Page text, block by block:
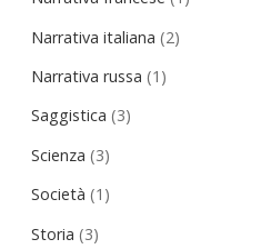
Narrativa italiana (2)
Narrativa russa (1)
Saggistica (3)
Scienza (3)
Società (1)
Storia (3)